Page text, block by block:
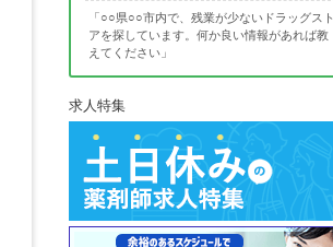
「○○県○○市内で、残業が少ないドラッグスト
アを探しています。何か良い情報があれば教
えてください」
求人特集